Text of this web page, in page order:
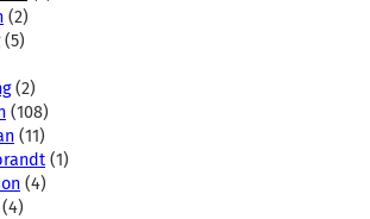
(2)
(5)
(2)
(108)
(11)
(1)
(4)
(4)